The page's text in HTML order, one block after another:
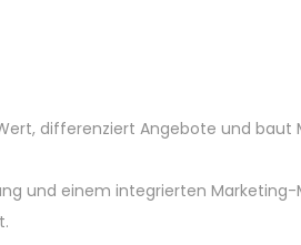
differenziert Angebote und
und einem integrierten Marketing-